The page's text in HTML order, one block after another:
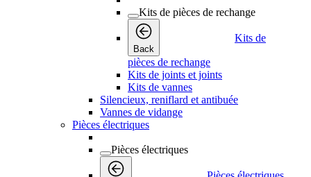
Kits de pièces de rechange
Back
Kits de
pièces de rechange
Kits de joints et joints
Kits de vannes
Silencieux, reniflard et antibuée
Vannes de vidange
Pièces électriques
Pièces électriques